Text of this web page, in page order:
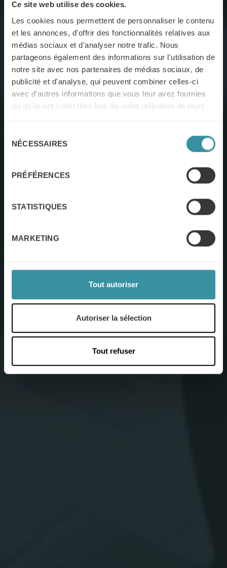
Ce site web utilise des cookies.
Les cookies nous permettent de personnaliser le contenu
et les annonces, d'offrir des fonctionnalités relatives aux
médias sociaux et d'analyser notre trafic. Nous
partageons également des informations sur l'utilisation de
notre site avec nos partenaires de médias sociaux, de
publicité et d'analyse, qui peuvent combiner celles-ci
avec d'autres informations que vous leur avez fournies
ou qu'ils ont collectées lors de votre utilisation de leurs
NÉCESSAIRES
PRÉFÉRENCES
STATISTIQUES
MARKETING
Tout autoriser
Autoriser la sélection
Tout refuser